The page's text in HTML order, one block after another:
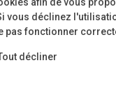
vous déclinez
pas fonctionner
décliner